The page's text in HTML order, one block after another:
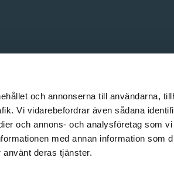
och annonserna till användarna,
Vi vidarebefordrar även sådana
och annons- och analysföretag som vi
med annan information som
deras tjänster.